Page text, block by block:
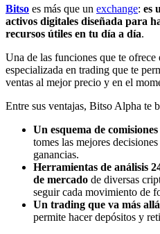
Bitso es más que un exchange: es
activos digitales diseñada para
recursos útiles en tu día a día.
Una de las funciones que te ofrece
especializada en trading que te
ventas al mejor precio y en el
Entre sus ventajas, Bitso Alpha te
Un esquema de
tomes las mejores
ganancias.
Herramientas de análisis
de mercado de diversas
seguir cada movimiento de
Un trading que va más
permite hacer depósitos y